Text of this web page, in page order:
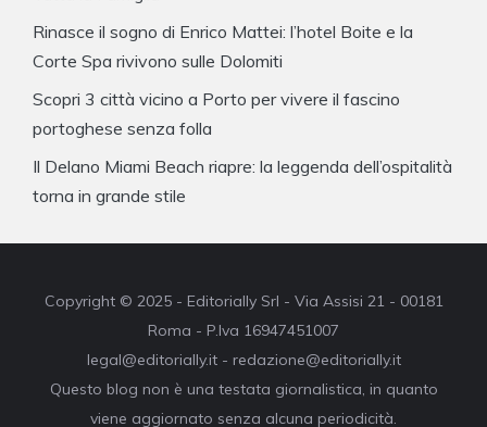
Rinasce il sogno di Enrico Mattei: l’hotel Boite e la
Corte Spa rivivono sulle Dolomiti
Scopri 3 città vicino a Porto per vivere il fascino
portoghese senza folla
Il Delano Miami Beach riapre: la leggenda dell’ospitalità
torna in grande stile
Copyright © 2025 - Editorially Srl - Via Assisi 21 - 00181
Roma - P.Iva 16947451007
legal@editorially.it - redazione@editorially.it
Questo blog non è una testata giornalistica, in quanto
viene aggiornato senza alcuna periodicità.